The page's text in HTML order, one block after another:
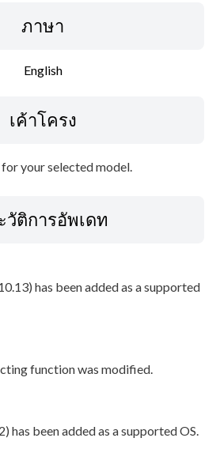
บ
ภาษา
English
เค้าโครง
your selected model.
วัติการอัพเดท
has been added as a supported
function was modified.
has been added as a supported OS.